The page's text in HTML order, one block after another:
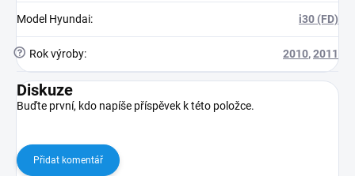
Model Hyundai: i30 (FD)
? Rok výroby: 2010,2011
Diskuze
Buďte první, kdo napíše příspěvek k této položce.
Přidat komentář